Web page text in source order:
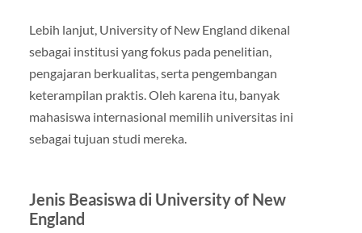
Lebih lanjut, University of New England dikenal
sebagai institusi yang fokus pada penelitian,
pengajaran berkualitas, serta pengembangan
keterampilan praktis. Oleh karena itu, banyak
mahasiswa internasional memilih universitas ini
sebagai tujuan studi mereka.
Jenis Beasiswa di University of New
England